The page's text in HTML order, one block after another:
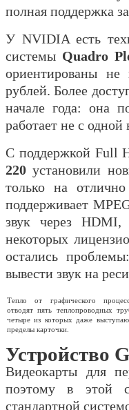
полная поддержка
У NVIDIA есть
системы Quadro
ориентированы
рублей. Более
начале года: она
работает не с
С поддержкой Full
220 установили
только на
поддерживает
звук через
некоторых
остались
вывести звук на
Тепло от графического
отводят пять теплопроводных
четыре из которых даже
пределы карточки.
Устройство
Видеокарты для
поэтому в этой
стандартной